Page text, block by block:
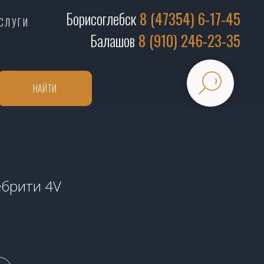
Борисоглебск8 (47354) 6-17-45
Балашов 8 (910) 246-23-35
НАЙТИ
4V